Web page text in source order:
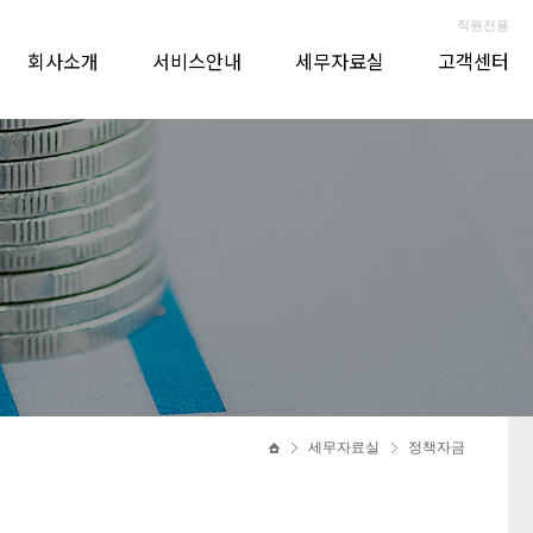
직원전용
회사소개 서비스안내 세무자료실 고객센터
세무자료실 정책자금